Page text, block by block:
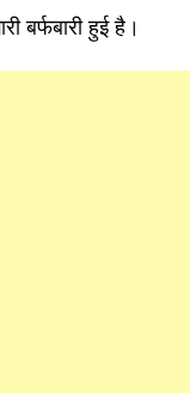
बर्फबारी हुई है।